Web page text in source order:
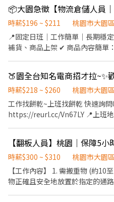
* 需久站、久走 * 需搬重物 * 需
園區中山南路二段 ( 缺日/午/晚
————— ◀ ⭐ 點選立即應徵或線
⭐ 官方帳號 : https://lin.ee/
截圖職缺文 ★
17:00（8H） 💰 時薪 $210 💵隔日領💵 🟢 晚班｜
03:00（8H） 💰 時薪$240 💵隔日領💵 📍 工作地點 📦 TAO1
區建國路 📦 TAO3｜大園區中山南路 📦 TAO4｜觀音區玉林路一段
📦 TAO5｜觀音區寶倉街 📦 TAO6｜大園區航翔路 📦 TAO17｜大園
入】 🎀【應徵倉名＋班別＋姓名
時薪$196 ~ $211
桃園市大園區
📍固定日班｜工作簡單｜長期穩定 📦工作內容 ✔ 電動車看單揀貨 ✔
補貨、商品上架 ✔ 商品內容簡單
現場作業彈性上下班） 💰 時薪：210元（基本時薪196元 + 績效獎
金,（績效獎金依主管評估調整 3～10元） 🎯 當月滿
發 1000元激勵獎金）
🏗️堆高機人員（需有證照） ⏰工作時間 🕘 09:00－17:30（需配合
金,（績效獎金依主管評估調整 3～10元） 🎯 當月滿
發 1000元激勵獎金） 💵 當月滿
×1.67 📅休假制度 ✅ 週日固定休（其餘排班，月休共8天） 🎁福利
✔ 勞保 ✔ 健保 ✔ 勞退 ✔ 特休 ✔ 三節禮盒 ⚠️ 訂單多時
📌 長期穩定、想賺錢歡迎加入
時薪$218 ~ $260
桃園市大園區
工作找餅乾~上班找餅乾 快速詢
https://reurl.cc/Vn67LY 📍上班地址: 桃園市大園區/蘆洲區 📦工作
22:30/15:00–00:00 晚班
早班 $218/H 午班 $230-238/H 晚班
額外津貼: 加班:依勞基法計算 堆
薪額外+25 元 六日出勤津貼：時
時薪$300 ~ $310
桃園市大園區
【工作內容】 1. 需搬重物 (約10
物正確且安全地放置於指定的通路棧板上。 【休假制